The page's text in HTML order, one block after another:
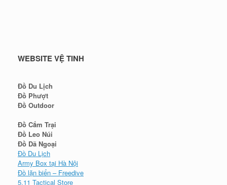
WEBSITE VỆ TINH
Đồ Du Lịch
Đồ Phượt
Đồ Outdoor
Đồ Cắm Trại
Đồ Leo Núi
Đồ Dã Ngoại
Đồ Du Lịch
Army Box tại Hà Nội
Đồ lặn biển – Freedive
5.11 Tactical Store